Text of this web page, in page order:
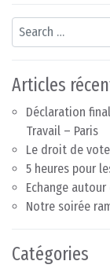
Search
Articles
Déclaration
Travail – Paris
Le droit de
5 heures pour
Echange
Notre soirée
Catégories